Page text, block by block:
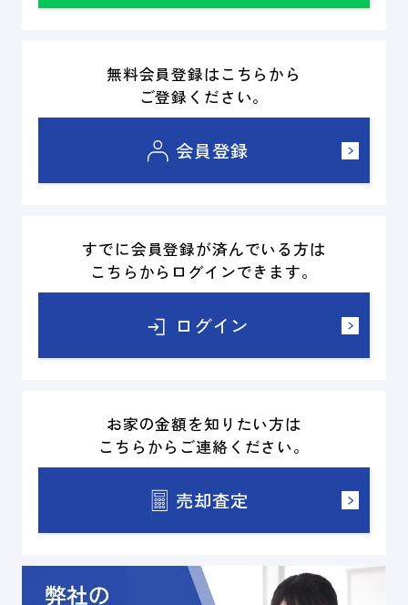
無料会員登録はこちらから
ご登録ください。
会員登録
すでに会員登録が済んでいる方は
こちらからログインできます。
ログイン
お家の金額を知りたい方は
こちらからご連絡ください。
売却査定